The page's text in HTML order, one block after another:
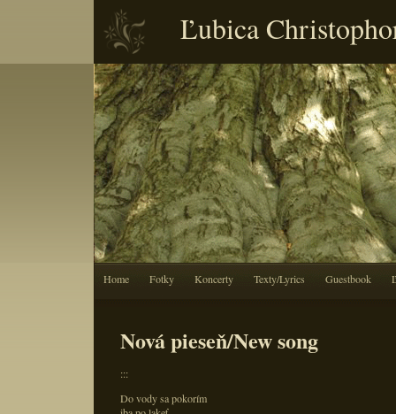
Ľubica
Home Fotky Koncerty Texty/Lyrics Guestbook
Nová pieseň/New song
:::
Do vody sa pokorím